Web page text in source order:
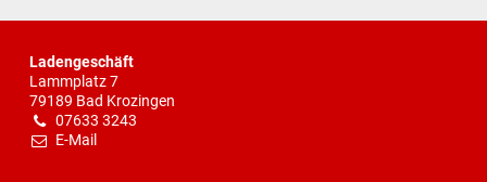
Ladengeschäft
Lammplatz 7
79189 Bad Krozingen
07633 3243
E-Mail